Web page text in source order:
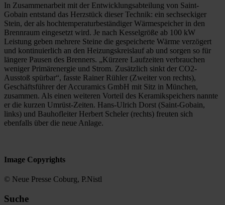
In Zusammenarbeit mit der Entwicklungsabteilung von Saint-
Gobain entstand das Herzstück dieser Technik: ein sechseckiger
Stein, der als hochtemperaturbeständiger Wärmespeicher in den
Brennraum eingesetzt wird. Je nach Kesselgröße ab 100 kW
Leistung geben mehrere Steine die gespeicherte Wärme verzögert
und kontinuierlich an den Heizungskreislauf ab und sorgen so für
längere Pausen des Brenners. „Kürzere Laufzeiten verbrauchen
weniger Primärenergie und Strom. Zusätzlich sinkt der CO2-
Ausstoß spürbar“, fasste Rainer Rühler (Zweiter von rechts),
Geschäftsführer der Accuramics GmbH mit Sitz in München,
zusammen. Als einen weiteren Vorteil des Keramikspeichers nannte
er die kurzen Umrüst-Zeiten. Hans-Ulrich Dorst (Saint-Gobain,
links) und Bauhofleiter Herbert Scheler (rechts) freuten sich
ebenfalls über die neue Anlage.
Image Copyrights
© Neue Presse Coburg, P.Nistl
Suche